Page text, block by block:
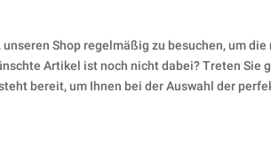
Shop regelmäßig zu besuchen, um
Artikel ist noch nicht dabei? Treten Sie
bereit, um Ihnen bei der Auswahl der